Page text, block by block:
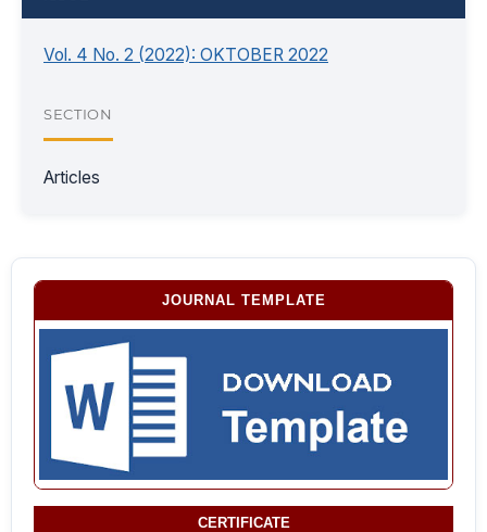
Vol. 4 No. 2 (2022): OKTOBER 2022
SECTION
Articles
JOURNAL TEMPLATE
CERTIFICATE